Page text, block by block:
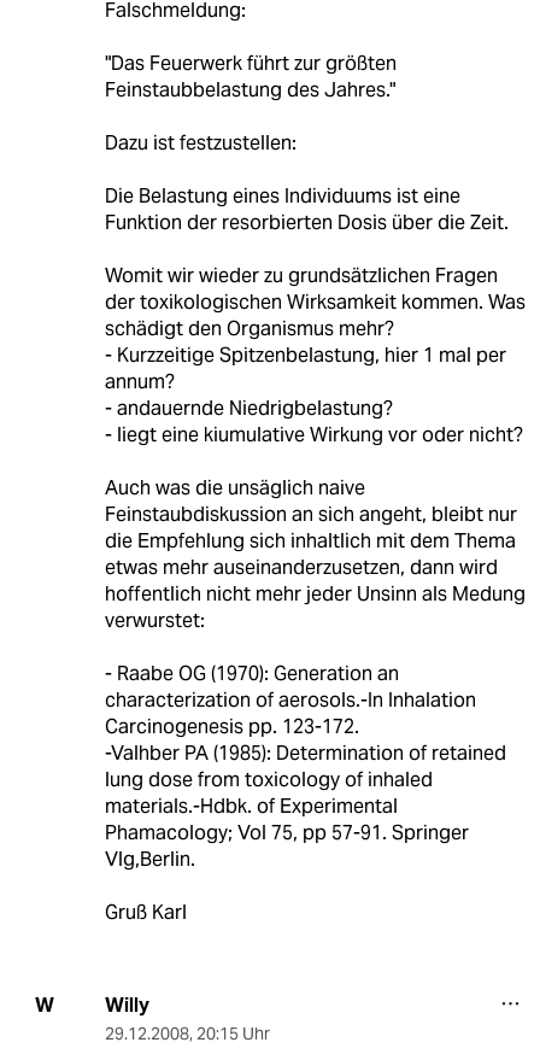
Falschmeldung:
"Das Feuerwerk führt zur größten
Feinstaubbelastung des Jahres."
Dazu ist festzustellen:
Die Belastung eines Individuums ist eine
Funktion der resorbierten Dosis über die Zeit.
Womit wir wieder zu grundsätzlichen Fragen
der toxikologischen Wirksamkeit kommen. Was
schädigt den Organismus mehr?
- Kurzzeitige Spitzenbelastung, hier 1 mal per
annum?
- andauernde Niedrigbelastung?
- liegt eine kiumulative Wirkung vor oder nicht?
Auch was die unsäglich naive
Feinstaubdiskussion an sich angeht, bleibt nur
die Empfehlung sich inhaltlich mit dem Thema
etwas mehr auseinanderzusetzen, dann wird
hoffentlich nicht mehr jeder Unsinn als Medung
verwurstet:
- Raabe OG (1970): Generation an
characterization of aerosols.-In Inhalation
Carcinogenesis pp. 123-172.
-Valhber PA (1985): Determination of retained
lung dose from toxicology of inhaled
materials.-Hdbk. of Experimental
Phamacology; Vol 75, pp 57-91. Springer
Vlg,Berlin.
Gruß Karl
W Willy
29.12.2008, 20:15 Uhr